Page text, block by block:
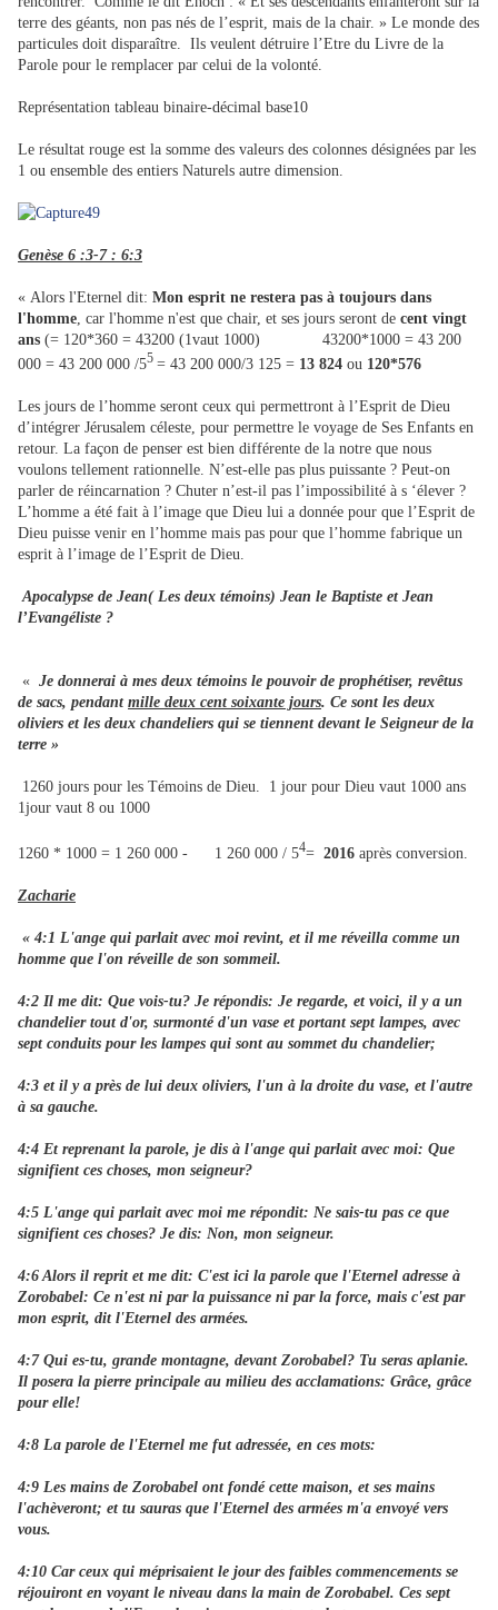
terre des géants, non pas nés de l’esprit, mais de la chair. » Le monde des
particules doit disparaître. Ils veulent détruire l’Etre du Livre de la
Parole pour le remplacer par celui de la volonté.
Représentation tableau binaire-décimal base10
Le résultat rouge est la somme des valeurs des colonnes désignées par les
1 ou ensemble des entiers Naturels autre dimension.
Genèse 6 :3-7 : 6:3
« Alors l'Eternel dit: Mon esprit ne restera pas à toujours dans
l'homme , car l'homme n'est que chair, et ses jours seront de cent vingt
ans (= 120*360 = 43200 (1vaut 1000) 43200*1000 = 43 200
000 = 43 200 000 /55 = 43 200 000/3 125 = 13 824 ou 120*576
Les jours de l’homme seront ceux qui permettront à l’Esprit de Dieu
d’intégrer Jérusalem céleste, pour permettre le voyage de Ses Enfants en
retour. La façon de penser est bien différente de la notre que nous
voulons tellement rationnelle. N’est-elle pas plus puissante ? Peut-on
parler de réincarnation ? Chuter n’est-il pas l’impossibilité à s ‘élever ?
L’homme a été fait à l’image que Dieu lui a donnée pour que l’Esprit de
Dieu puisse venir en l’homme mais pas pour que l’homme fabrique un
esprit à l’image de l’Esprit de Dieu.
Apocalypse de Jean( Les deux témoins) Jean le Baptiste et Jean
l’Evangéliste ?
« Je donnerai à mes deux témoins le pouvoir de prophétiser, revêtus
de sacs, pendant mille deux cent soixante jours. Ce sont les deux
oliviers et les deux chandeliers qui se tiennent devant le Seigneur de la
terre »
1260 jours pour les Témoins de Dieu. 1 jour pour Dieu vaut 1000 ans
1jour vaut 8 ou 1000
1260 * 1000 = 1 260 000 - 1 260 000 / 54= 2016 après conversion.
Zacharie
« 4:1 L'ange qui parlait avec moi revint, et il me réveilla comme un
homme que l'on réveille de son sommeil.
4:2 Il me dit: Que vois-tu? Je répondis: Je regarde, et voici, il y a un
chandelier tout d'or, surmonté d'un vase et portant sept lampes, avec
sept conduits pour les lampes qui sont au sommet du chandelier;
4:3 et il y a près de lui deux oliviers, l'un à la droite du vase, et l'autre
à sa gauche.
4:4 Et reprenant la parole, je dis à l'ange qui parlait avec moi: Que
signifient ces choses, mon seigneur?
4:5 L'ange qui parlait avec moi me répondit: Ne sais-tu pas ce que
signifient ces choses? Je dis: Non, mon seigneur.
4:6 Alors il reprit et me dit: C'est ici la parole que l'Eternel adresse à
Zorobabel: Ce n'est ni par la puissance ni par la force, mais c'est par
mon esprit, dit l'Eternel des armées.
4:7 Qui es-tu, grande montagne, devant Zorobabel? Tu seras aplanie.
Il posera la pierre principale au milieu des acclamations: Grâce, grâce
pour elle!
4:8 La parole de l'Eternel me fut adressée, en ces mots:
4:9 Les mains de Zorobabel ont fondé cette maison, et ses mains
l'achèveront; et tu sauras que l'Eternel des armées m'a envoyé vers
vous.
4:10 Car ceux qui méprisaient le jour des faibles commencements se
réjouiront en voyant le niveau dans la main de Zorobabel. Ces sept